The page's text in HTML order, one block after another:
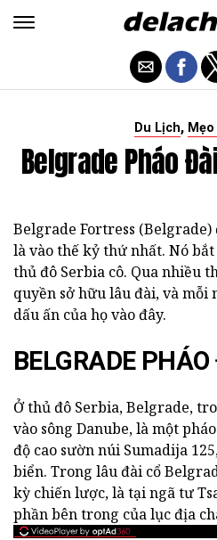
Du Lịch,
Belgrade Pháo
Belgrade Fortress
là vào thế kỷ thứ nhất. Nó
thủ đô Serbia cô. Qua nhiều
quyền sở hữu lâu đài, và mỗi
dấu ấn của họ vào đây.
BELGRADE
Ở thủ đô Serbia, Belgrade,
vào sông Danube, là một
độ cao sườn núi Sumadija
biển. Trong lâu đài cổ
kỳ chiến lược, là tại ngã tư
phần bên trong của lục địa